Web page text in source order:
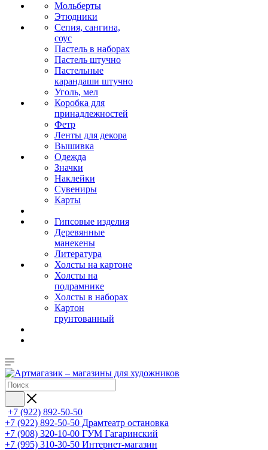
Мольберты
Этюдники
Сепия, сангина,
соус
Пастель в наборах
Пастель штучно
Пастельные
карандаши штучно
Уголь, мел
Коробка для
принадлежностей
Фетр
Ленты для декора
Вышивка
Одежда
Значки
Наклейки
Сувениры
Карты
Гипсовые изделия
Деревянные
манекены
Литература
Холсты на картоне
Холсты на
подрамнике
Холсты в наборах
Картон
грунтованный
+7 (922) 892-50-50
+7 (922) 892-50-50 Драмтеатр остановка
+7 (908) 320-10-00 ГУМ Гагаринский
+7 (995) 310-30-50 Интернет-магазин